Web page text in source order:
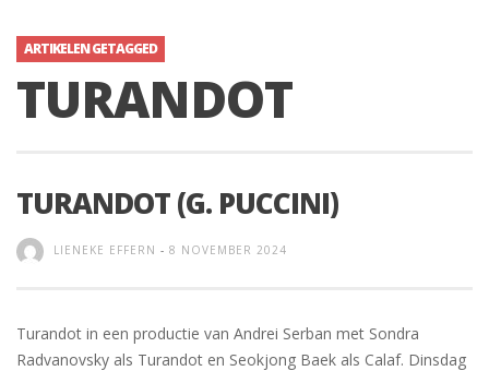
ARTIKELEN GETAGGED
TURANDOT
TURANDOT (G. PUCCINI)
LIENEKE EFFERN - 8 NOVEMBER 2024
Turandot in een productie van Andrei Serban met Sondra
Radvanovsky als Turandot en Seokjong Baek als Calaf. Dinsdag